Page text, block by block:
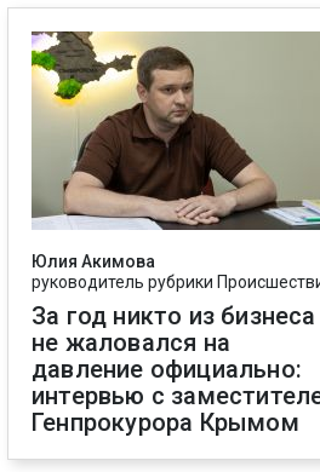
Юлия Акимова
руководитель рубрики
За год никто из бизнеса
не жаловался на
давление официально:
интервью с
Генпрокурора Крымом